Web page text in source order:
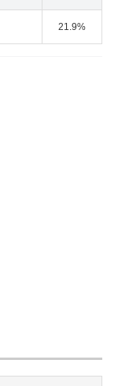
21.9%